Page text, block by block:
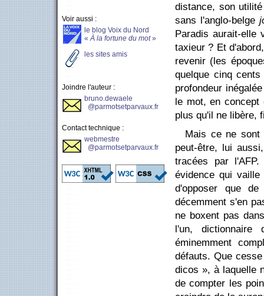
Voir aussi :
le blog Voix du Nord
« À la fortune du mot»
les sites amis
Joindre l'auteur :
bruno.dewaele
@parmotsetparvaux.fr
Contact technique :
webmestre
@parmotsetparvaux.fr
distance, son
sans l'anglo-belge
Paradis aurait-elle
taxieur ? Et
revenir (les
quelque cinq
profondeur
le mot, en
plus qu'il ne libère,
Mais ce ne sont
peut-être, lui
tracées par
évidence qui
d'opposer que
décemment s'en
ne boxent pas
l'un, dictionnaire
éminemment
défauts. Que
dicos », à laquelle
de compter les